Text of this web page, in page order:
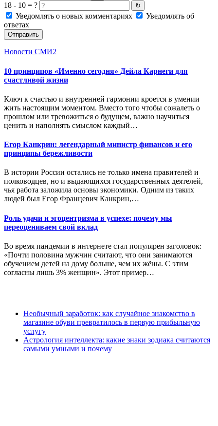
18 - 10 = ? ↻
Уведомлять о новых комментариях
Уведомлять об
ответах
Отправить
Новости СМИ2
10 принципов «Именно сегодня» Дейла Карнеги для
счастливой жизни
Ключ к счастью и внутренней гармонии кроется в умении
жить настоящим моментом. Вместо того чтобы сожалеть о
прошлом или тревожиться о будущем, важно научиться
ценить и наполнять смыслом каждый…
Егор Канкрин: легендарный министр финансов и его
принципы бережливости
В истории России остались не только имена правителей и
полководцев, но и выдающихся государственных деятелей,
чья работа заложила основы экономики. Одним из таких
людей был Егор Францевич Канкрин,…
Роль удачи и эгоцентризма в успехе: почему мы
переоцениваем свой вклад
Во время пандемии в интернете стал популярен заголовок:
«Почти половина мужчин считают, что они занимаются
обучением детей на дому больше, чем их жёны. С этим
согласны лишь 3% женщин». Этот пример…
Необычный заработок: как случайное знакомство в
магазине обуви превратилось в первую прибыльную
услугу
Астрология интеллекта: какие знаки зодиака считаются
самыми умными и почему